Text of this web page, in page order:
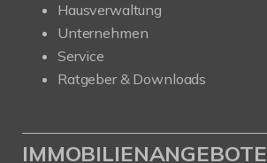
Hausverwaltung
Unternehmen
Service
Ratgeber & Downloads
IMMOBILIENANGEBOTE